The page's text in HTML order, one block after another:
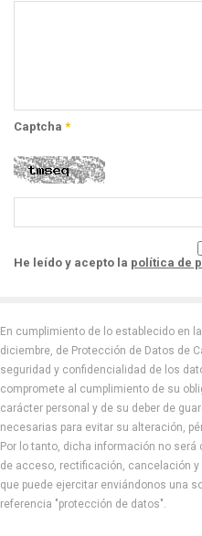
Captcha *
He leído y acepto la política de
En cumplimiento de lo establecido en
diciembre, de Protección de Datos de
seguridad y confidencialidad de los
compromete al cumplimiento de su
carácter personal y de su deber de
necesarias para evitar su alteración,
Por lo tanto, dicha información no
de acceso, rectificación, cancelación
que puede ejercitar enviándonos una
referencia "protección de datos".